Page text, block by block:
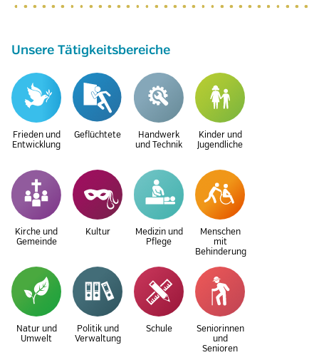
Unsere Tätigkeitsbereiche
Frieden und
Entwicklung
Geflüchtete
Handwerk
und Technik
Kinder und
Jugendliche
Kirche und
Gemeinde
Kultur
Medizin und
Pflege
Menschen
mit
Behinderung
Natur und
Umwelt
Politik und
Verwaltung
Schule
Seniorinnen
und
Senioren